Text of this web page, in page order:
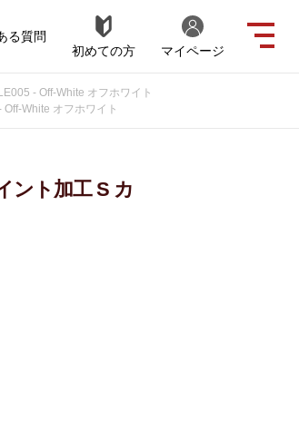
る質問
初めての方
マイページ
- Off-White オフホワイト
White オフホワイト
ント加工 S カ